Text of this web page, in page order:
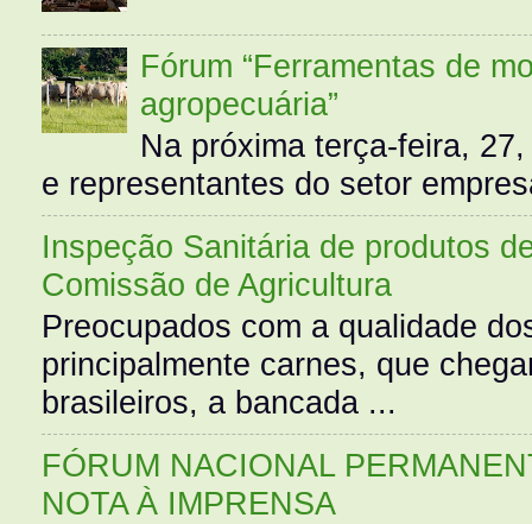
Fórum “Ferramentas de
agropecuária”
Na próxima terça-feira,
e representantes do setor
Inspeção Sanitária de produtos
Comissão de Agricultura
Preocupados com a qualidade
principalmente carnes, que
brasileiros, a bancada ...
FÓRUM NACIONAL
NOTA À IMPRENSA